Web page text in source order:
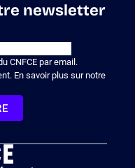
newsletter
CNFCE par email.
En savoir plus sur notre